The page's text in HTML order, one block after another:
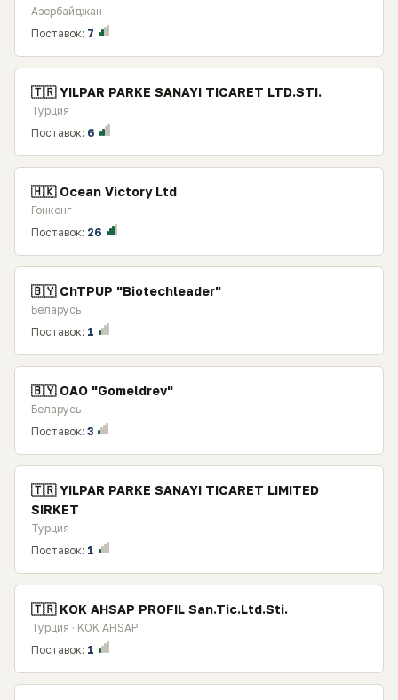
Азербайджан
Поставок: 7
🇹🇷 YILPAR PARKE SANAYI TICARET LTD.STI.
Турция
Поставок: 6
🇭🇰 Ocean Victory Ltd
Гонконг
Поставок: 26
🇧🇾 ChTPUP "Biotechleader"
Беларусь
Поставок: 1
🇧🇾 OAO "Gomeldrev"
Беларусь
Поставок: 3
🇹🇷 YILPAR PARKE SANAYI TICARET LIMITED
SIRKET
Турция
Поставок: 1
🇹🇷 KOK AHSAP PROFIL San.Tic.Ltd.Sti.
Турция · KOK AHSAP
Поставок: 1